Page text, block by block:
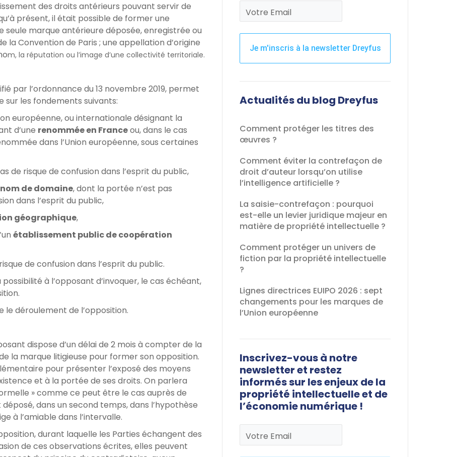
des droits antérieurs pouvant servir de
présent, il était possible de former une
seule marque antérieure déposée, enregistrée ou
la Convention de Paris ; une appellation d’origine
m, la réputation ou l’image d’une collectivité territoriale.
par l’ordonnance du 13 novembre 2019, permet
sur les fondements suivants:
européenne, ou internationale désignant la
d’une renommée en Franceou, dans le cas
dans l’Union européenne, sous certaines
de risque de confusion dans l’esprit du public,
de domaine, dont la portée n’est pas
dans l’esprit du public,
géographique,
établissement public de coopération
de confusion dans l’esprit du public.
à l’opposant d’invoquer, le cas échéant,
déroulement de l’opposition.
dispose d’un délai de 2 mois à compter de la
la marque litigieuse pour former son opposition.
pour présenter l’exposé des moyens
et à la portée de ses droits. On parlera
» comme ce peut être le cas auprès de
déposé, dans un second temps, dans l’hypothèse
à l’amiable dans l’intervalle.
durant laquelle les Parties échangent des
de ces observations écrites, elles peuvent
Votre Email
Je m'inscris à la newsletter Dreyfus
champ
devrait
vide
Actualités du blog Dreyfus
Comment protéger les titres des
œuvres ?
Comment éviter la contrefaçon de
droit d’auteur lorsqu’on utilise
l’intelligence artificielle ?
La saisie-contrefaçon : pourquoi
est-elle un levier juridique majeur en
matière de propriété intellectuelle ?
Comment protéger un univers de
fiction par la propriété intellectuelle
?
Lignes directrices EUIPO 2026 : sept
changements pour les marques de
l’Union européenne
Inscrivez-vous à notre
newsletter et restez
informés sur les enjeux de la
propriété intellectuelle et de
l’économie numérique !
Votre Email